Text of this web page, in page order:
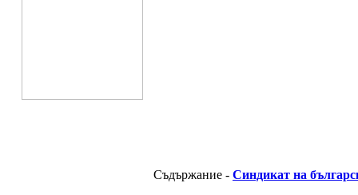
Съдържание - Синдикат на